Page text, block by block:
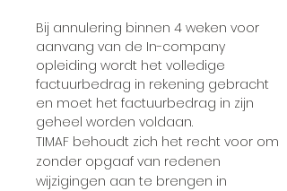
Bij annulering binnen 4 weken voor
aanvang van de In-company
opleiding wordt het volledige
factuurbedrag in rekening gebracht
en moet het factuurbedrag in zijn
geheel worden voldaan.
TIMAF behoudt zich het recht voor om
zonder opgaaf van redenen
wijzigingen aan te brengen in